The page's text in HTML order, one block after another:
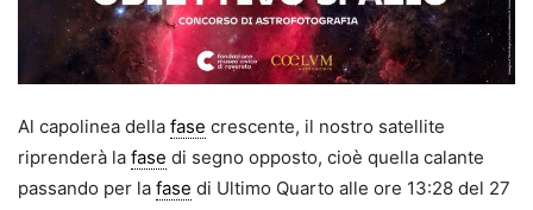
Al capolinea della fase crescente, il nostro satellite
riprenderà la fase di segno opposto, cioè quella calante
passando per la fase di Ultimo Quarto alle ore 13:28 del 27